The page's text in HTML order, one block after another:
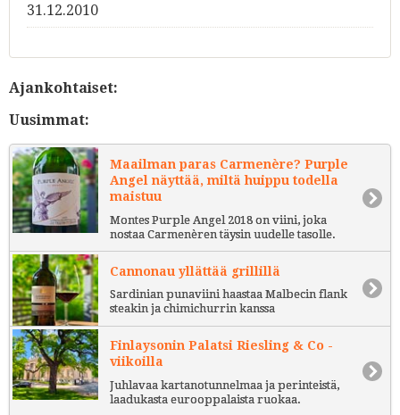
31.12.2010
Ajankohtaiset:
Uusimmat:
Maailman paras Carmenère? Purple
Angel näyttää, miltä huippu todella
maistuu
Montes Purple Angel 2018 on viini, joka
nostaa Carmenèren täysin uudelle tasolle.
Cannonau yllättää grillillä
Sardinian punaviini haastaa Malbecin flank
steakin ja chimichurrin kanssa
Finlaysonin Palatsi Riesling & Co -
viikoilla
Juhlavaa kartanotunnelmaa ja perinteistä,
laadukasta eurooppalaista ruokaa.